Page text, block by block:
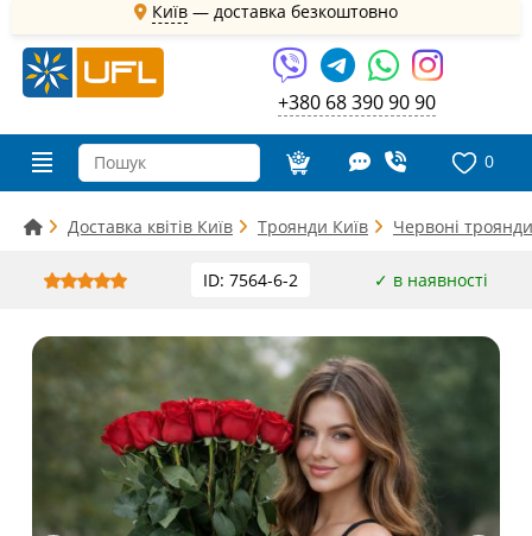
Київ — доставка безкоштовно
+380 68 390 90 90
0
Доставка квітів Київ Троянди Київ Червоні
ID: 7564-6-2 ✓ в наявності